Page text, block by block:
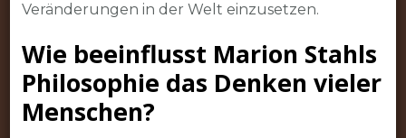
Veränderungen in der Welt einzusetzen.
Wie beeinflusst Marion Stahls
Philosophie das Denken vieler
Menschen?